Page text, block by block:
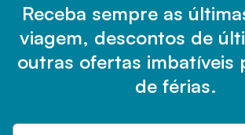
Receba sempre as
viagem, descontos de
outras ofertas imbatíveis
de férias.